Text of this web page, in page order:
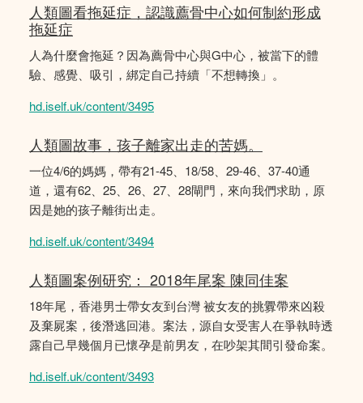
人類圖看拖延症，認識薦骨中心如何制約形成
拖延症
人為什麼會拖延？因為薦骨中心與G中心，被當下的體
驗、感覺、吸引，綁定自己持續「不想轉換」。
hd.iself.uk/content/3495
人類圖故事，孩子離家出走的苦媽。
一位4/6的媽媽，帶有21-45、18/58、29-46、37-40通
道，還有62、25、26、27、28閘門，來向我們求助，原
因是她的孩子離街出走。
hd.iself.uk/content/3494
人類圖案例研究： 2018年尾案 陳同佳案
18年尾，香港男士帶女友到台灣 被女友的挑釁帶來凶殺
及棄屍案，後潛逃回港。案法，源自女受害人在爭執時透
露自己早幾個月已懷孕是前男友，在吵架其間引發命案。
hd.iself.uk/content/3493